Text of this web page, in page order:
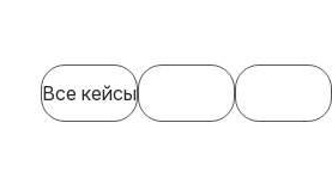
Все кейсы